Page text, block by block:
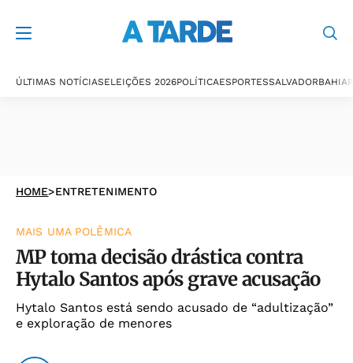
ÚLTIMAS NOTÍCIASELEIÇÕES 2026POLÍTICAESPORTESSALVADORBAHIA
HOME>ENTRETENIMENTO
MAIS UMA POLÊMICA
MP toma decisão drástica contra
Hytalo Santos após grave acusação
Hytalo Santos está sendo acusado de “adultização”
e exploração de menores